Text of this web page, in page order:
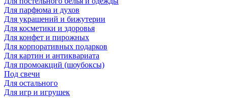
Для парфюма и духов
Для украшений и бижутерии
Для косметики и здоровья
Для конфет и пирожных
Для корпоративных подарков
Для картин и антиквариата
Для промоакций (шоубоксы)
Под свечи
Для остального
Для игр и игрушек